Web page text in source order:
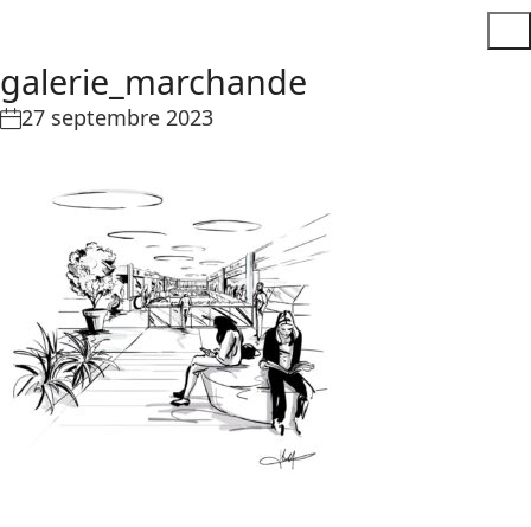
galerie_marchande
27 septembre 2023